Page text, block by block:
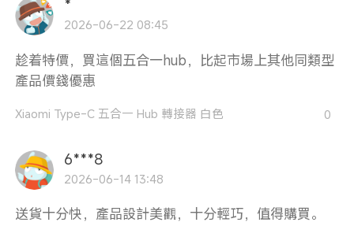
*
2026-06-22 08:45
趁着特價，買這個五合一hub，比起市場上其他同類型
產品價錢優惠
Xiaomi Type-C 五合一 Hub 轉接器 白色 0
6***8
2026-06-14 13:48
送貨十分快，產品設計美觀，十分輕巧，值得購買。